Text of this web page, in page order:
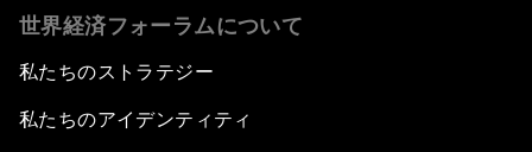
世界経済フォーラムについて
私たちのストラテジー
私たちのアイデンティティ